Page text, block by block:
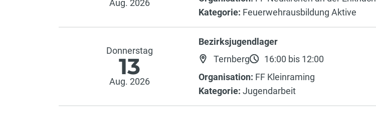
Aug. 2026
Kategorie: Feuerwehrausbildung Aktive
Donnerstag
13
Aug. 2026
Bezirksjugendlager
Ternberg
16:00 bis 12:00
Organisation: FF Kleinraming
Kategorie: Jugendarbeit